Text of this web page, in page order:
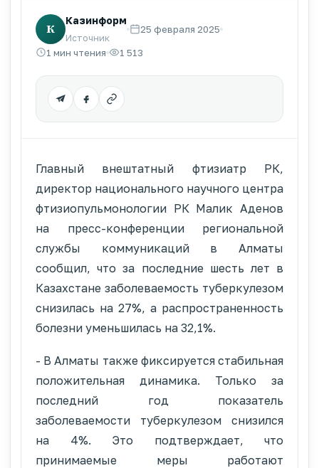
К
Казинформ
Источник
25 февраля 2025
1 мин чтения 1 513
Главный внештатный фтизиатр РК,
директор национального научного центра
фтизиопульмонологии РК Малик Аденов
на пресс-конференции региональной
службы коммуникаций в Алматы
сообщил, что за последние шесть лет в
Казахстане заболеваемость туберкулезом
снизилась на 27%, а распространенность
болезни уменьшилась на 32,1%.
- В Алматы также фиксируется стабильная
положительная динамика. Только за
последний год показатель
заболеваемости туберкулезом снизился
на 4%. Это подтверждает, что
принимаемые меры работают